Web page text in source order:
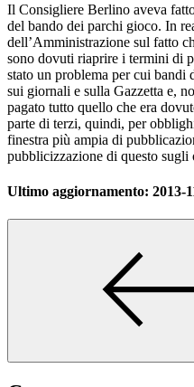
Il Consigliere Berlino aveva
del bando dei parchi gioco. In
dell’Amministrazione sul fatto
sono dovuti riaprire i termini di
stato un problema per cui bandi
sui giornali e sulla Gazzetta e,
pagato tutto quello che era
parte di terzi, quindi, per
finestra più ampia di
pubblicizzazione di questo sugli
Ultimo aggiornamento: 2013-